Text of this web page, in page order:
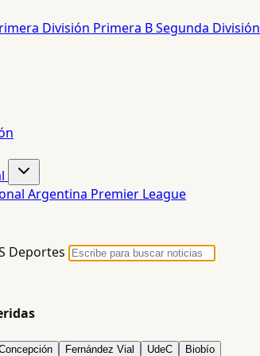
División Primera BSegunda División
Argentina Premier League
Deportes
Fernández Vial UdeC Biobío